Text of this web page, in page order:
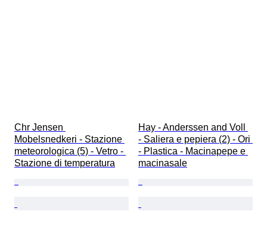
Chr Jensen
Mobelsnedkeri - Stazione
meteorologica (5) - Vetro -
Stazione di temperatura
Hay - Anderssen and Voll
- Saliera e pepiera (2) - Ori
- Plastica - Macinapepe e
macinasale